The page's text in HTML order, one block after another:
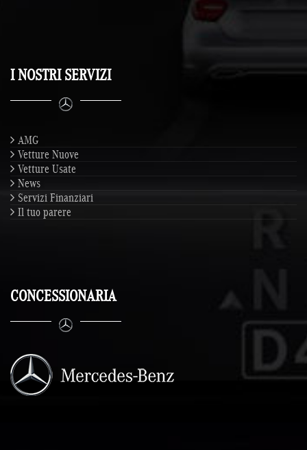
I NOSTRI SERVIZI
AMG
Vetture Nuove
Vetture Usate
News
Servizi Finanziari
Il tuo parere
CONCESSIONARIA